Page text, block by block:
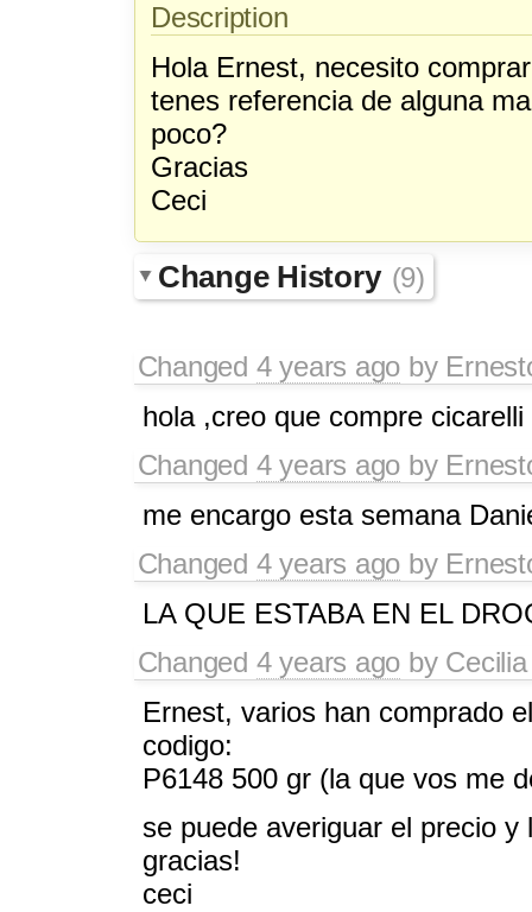
Description
Hola Ernest, necesito
tenes referencia de alguna
poco?
Gracias
Ceci
Change History (9)
Changed 4 years ago by
hola ,creo que compre
Changed 4 years ago by
me encargo esta semana
Changed 4 years ago by
LA QUE ESTABA EN EL
Changed 4 years ago by
Ernest, varios han comprado
codigo:
P6148 500 gr (la que vos me
se puede averiguar el precio y
gracias!
ceci